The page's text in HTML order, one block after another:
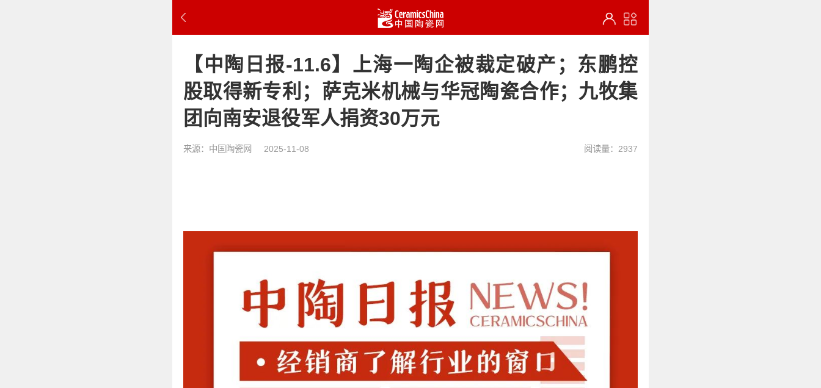
【中陶日报-11.6】上海一陶企被裁定破产；东鹏控
股取得新专利；萨克米机械与华冠陶瓷合作；九牧集
团向南安退役军人捐资30万元
来源：中国陶瓷网 2025-11-08 阅读量：2937